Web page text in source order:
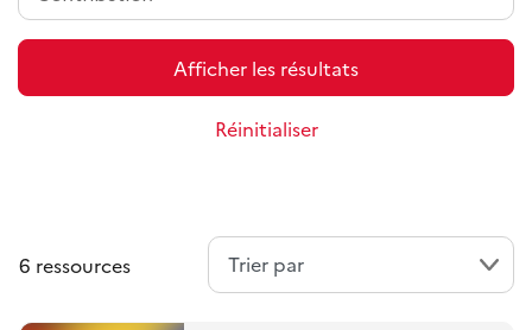
Afficher les résultats
Réinitialiser
6 ressources